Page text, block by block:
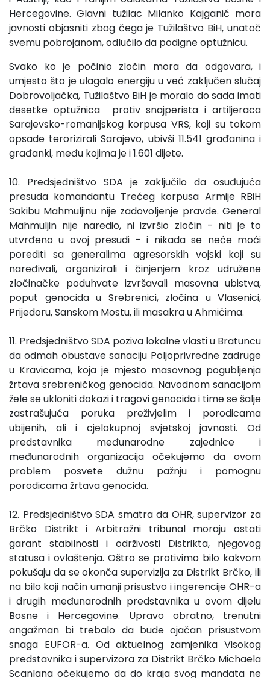
Hercegovine. Glavni tužilac Milanko Kajganić mora
javnosti objasniti zbog čega je Tužilaštvo BiH, unatoč
svemu pobrojanom, odlučilo da podigne optužnicu.
Svako ko je počinio zločin mora da odgovara, i
umjesto što je ulagalo energiju u već zaključen slučaj
Dobrovoljačka, Tužilaštvo BiH je moralo do sada imati
desetke optužnica protiv snajperista i artiljeraca
Sarajevsko-romanijskog korpusa VRS, koji su tokom
opsade terorizirali Sarajevo, ubivši 11.541 građanina i
građanki, među kojima je i 1.601 dijete.
10. Predsjedništvo SDA je zaključilo da osuđujuća
presuda komandantu Trećeg korpusa Armije RBiH
Sakibu Mahmuljinu nije zadovoljenje pravde. General
Mahmuljin nije naredio, ni izvršio zločin - niti je to
utvrđeno u ovoj presudi - i nikada se neće moći
porediti sa generalima agresorskih vojski koji su
naređivali, organizirali i činjenjem kroz udružene
zločinačke poduhvate izvršavali masovna ubistva,
poput genocida u Srebrenici, zločina u Vlasenici,
Prijedoru, Sanskom Mostu, ili masakra u Ahmićima.
11. Predsjedništvo SDA poziva lokalne vlasti u Bratuncu
da odmah obustave sanaciju Poljoprivredne zadruge
u Kravicama, koja je mjesto masovnog pogubljenja
žrtava srebreničkog genocida. Navodnom sanacijom
žele se ukloniti dokazi i tragovi genocida i time se šalje
zastrašujuća poruka preživjelim i porodicama
ubijenih, ali i cjelokupnoj svjetskoj javnosti. Od
predstavnika međunarodne zajednice i
međunarodnih organizacija očekujemo da ovom
problem posvete dužnu pažnju i pomognu
porodicama žrtava genocida.
12. Predsjedništvo SDA smatra da OHR, supervizor za
Brčko Distrikt i Arbitražni tribunal moraju ostati
garant stabilnosti i održivosti Distrikta, njegovog
statusa i ovlaštenja. Oštro se protivimo bilo kakvom
pokušaju da se okonča supervizija za Distrikt Brčko, ili
na bilo koji način umanji prisustvo i ingerencije OHR-a
i drugih međunarodnih predstavnika u ovom dijelu
Bosne i Hercegovine. Upravo obratno, trenutni
angažman bi trebalo da bude ojačan prisustvom
snaga EUFOR-a. Od aktuelnog zamjenika Visokog
predstavnika i supervizora za Distrikt Brčko Michaela
Scanlana očekujemo da do kraja svog mandata ne